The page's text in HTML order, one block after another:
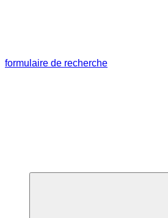
formulaire de recherche